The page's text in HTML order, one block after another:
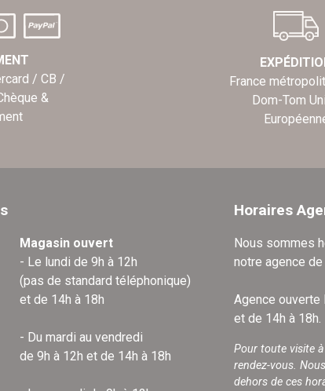
/ CB /
&
France
Dom-Tom
Magasin ouvert
- Le lundi de 9h à 12h
(pas de standard téléphonique)
et de 14h à 18h
- Du mardi au vendredi
de 9h à 12h et de 14h à 18h
Horaires
Nous sommes
notre agence
Agence ouverte
et de 14h à 18h.
Pour toute visite
rendez-vous.
dehors de ces